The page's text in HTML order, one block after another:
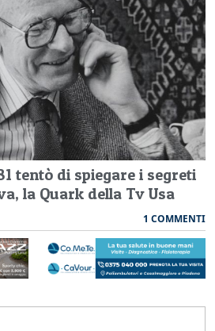
tentò di spiegare i segreti
la Quark della Tv Usa
1 COMMENTI